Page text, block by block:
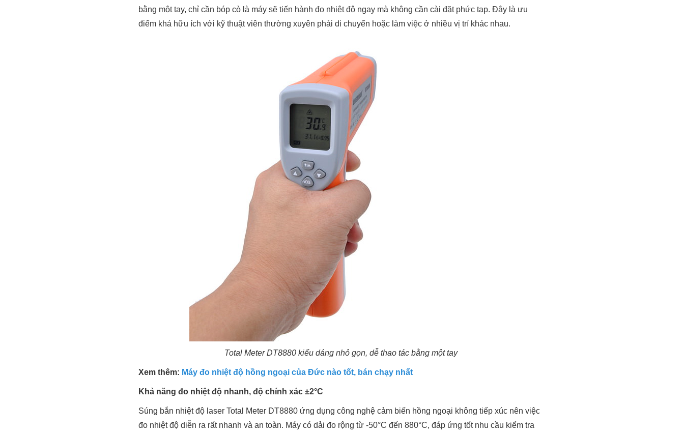
bằng một tay, chỉ cần bóp cò là máy sẽ tiến hành đo nhiệt độ ngay mà không cần cài đặt phức tạp. Đây là ưu
điểm khá hữu ích với kỹ thuật viên thường xuyên phải di chuyển hoặc làm việc ở nhiều vị trí khác nhau.
Total Meter DT8880 kiểu dáng nhỏ gọn, dễ thao tác bằng một tay
Xem thêm: Máy đo nhiệt độ hồng ngoại của Đức nào tốt, bán chạy nhất
Khả năng đo nhiệt độ nhanh, độ chính xác ±2°C
Súng bắn nhiệt độ laser Total Meter DT8880 ứng dụng công nghệ cảm biến hồng ngoại không tiếp xúc nên việc
đo nhiệt độ diễn ra rất nhanh và an toàn. Máy có dải đo rộng từ -50°C đến 880°C, đáp ứng tốt nhu cầu kiểm tra